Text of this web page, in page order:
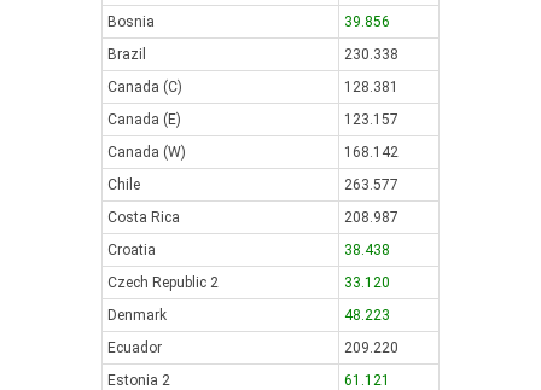
Bosnia
39.856
Brazil
230.338
Canada (C)
128.381
Canada (E)
123.157
Canada (W)
168.142
Chile
263.577
Costa Rica
208.987
Croatia
38.438
Czech Republic 2
33.120
Denmark
48.223
Ecuador
209.220
Estonia 2
61.121